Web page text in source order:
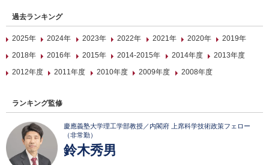
過去ランキング
2025年 2024年 2023年 2022年 2021年 2020年
2019年
2018年
2016年 2015年 2014-2015年 2014年度
2013年度
2012年度
2011年度 2010年度 2009年度 2008年度
ランキング監修
慶應義塾大学理工学部教授／内閣府 上席科学技術政策フェロー
（非常勤）
鈴木秀男